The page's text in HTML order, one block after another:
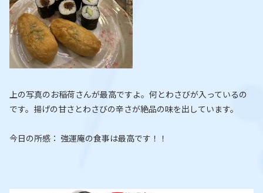
上の写真のお稲荷さんが最高ですよ。何とわさびが入っているの
です。揚げの甘さとわさびの辛さが絶品の味を出しています。
今日の所感： 強運庵の食事は最高です！！